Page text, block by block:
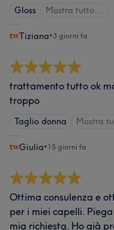
Gloss Mostra tutto…
Tiziana•3 giorni fa
trattamento tutto ok
troppo
Taglio donna Mostra
Giulia•15 giorni fa
Ottima consulenza e
per i miei capelli.
mia richiesta. Ho già